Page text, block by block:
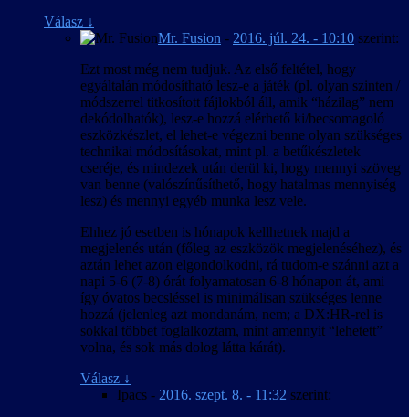
Válasz ↓
Mr. Fusion - 2016. júl. 24. - 10:10 szerint:
Ezt most még nem tudjuk. Az első feltétel, hogy
egyáltalán módosítható lesz-e a játék (pl. olyan szinten /
módszerrel titkosított fájlokból áll, amik “házilag” nem
dekódolhatók), lesz-e hozzá elérhető ki/becsomagoló
eszközkészlet, el lehet-e végezni benne olyan szükséges
technikai módosításokat, mint pl. a betűkészletek
cseréje, és mindezek után derül ki, hogy mennyi szöveg
van benne (valószínűsíthető, hogy hatalmas mennyiség
lesz) és mennyi egyéb munka lesz vele.
Ehhez jó esetben is hónapok kellhetnek majd a
megjelenés után (főleg az eszközök megjelenéséhez), és
aztán lehet azon elgondolkodni, rá tudom-e szánni azt a
napi 5-6 (7-8) órát folyamatosan 6-8 hónapon át, ami
így óvatos becsléssel is minimálisan szükséges lenne
hozzá (jelenleg azt mondanám, nem; a DX:HR-rel is
sokkal többet foglalkoztam, mint amennyit “lehetett”
volna, és sok más dolog látta kárát).
Válasz ↓
Ipacs - 2016. szept. 8. - 11:32 szerint: